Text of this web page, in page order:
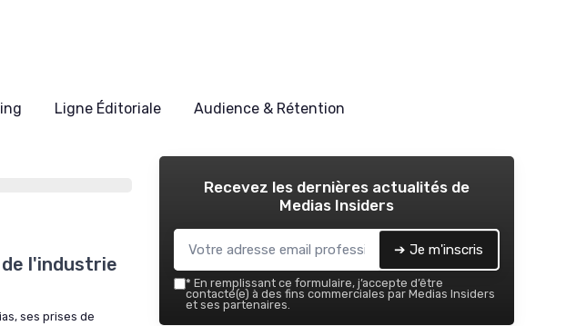
Ligne Éditoriale Audience & Rétention
l'industrie
ses prises de
Recevez les dernières actualités de
Medias Insiders
➔ Je m'inscris
* En remplissant ce formulaire, j’accepte d’être
contacté(e) à des fins commerciales par Medias Insiders
et ses partenaires.